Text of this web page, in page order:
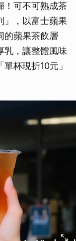
！可不可熟成茶
」，以富士蘋果
的蘋果茶飲層
乳，讓整體風味
杯現折10元」